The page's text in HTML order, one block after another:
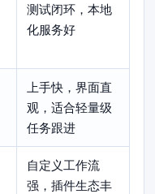
测试闭环，本地
化服务好
上手快，界面直
观，适合轻量级
任务跟进
自定义工作流
强，插件生态丰